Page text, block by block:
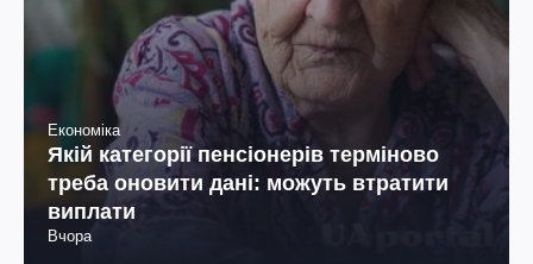
Економіка
Якій категорії пенсіонерів терміново
треба оновити дані: можуть втратити
виплати
Вчора